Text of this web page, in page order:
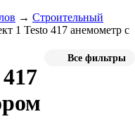
→ Строительный
1 Testo 417 анемометр с
Все фильтры